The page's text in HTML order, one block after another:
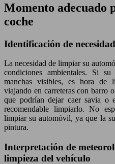
Momento adecuado
coche
Identificación de
La necesidad de limpiar su
condiciones ambientales. Si
manchas visibles, es hora de
viajando en carreteras con barro
que podrían dejar caer savia o
recomendable limpiarlo. No
limpiar su automóvil, ya que la
pintura.
Interpretación de
limpieza del vehículo